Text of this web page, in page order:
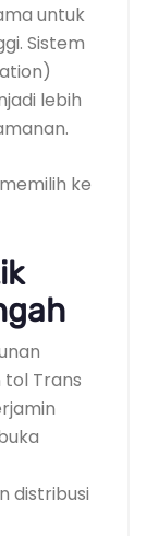
untuk
Sistem
lebih
ke
Trans
distribusi